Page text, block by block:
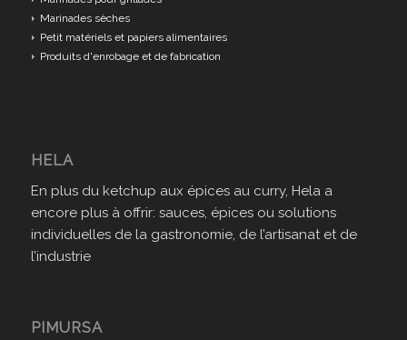
Marinades sèches
Petit matériels et papiers alimentaires
Produits d'enrobage et de fabrication
HELA
En plus du ketchup aux épices au curry, Hela a
encore plus à offrir: sauces, épices ou solutions
individuelles de la gastronomie, de l’artisanat et de
l’industrie
PIMURSA